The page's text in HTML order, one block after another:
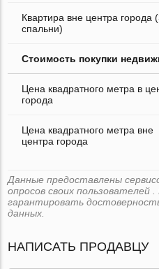
Квартира вне центра города
спальни)
Стоимость покупки
Цена квадратного метра в
города
Цена квадратного метра вне
центра города
Данные предоставлены
опросов своих пользователей
гарантировать
данных.
НАПИСАТЬ ПРОДАВЦУ